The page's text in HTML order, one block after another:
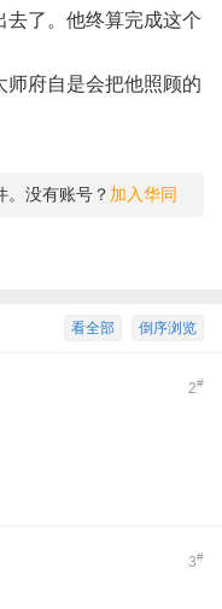
了。他终算完成这个
府自是会把他照顾的
。没有账号？ 加入华同
倒序浏览
看全部
2#
3#